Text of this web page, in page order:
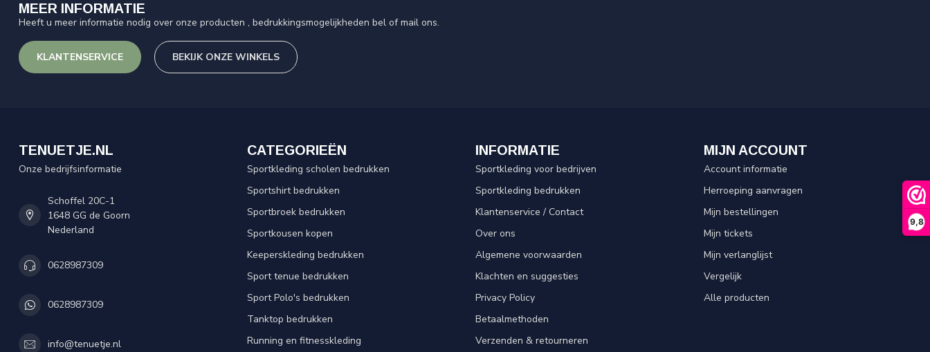
9,8
MEER INFORMATIE
Heeft u meer informatie nodig over onze producten , bedrukkingsmogelijkheden bel of mail ons.
KLANTENSERVICE BEKIJK ONZE WINKELS
TENUETJE.NL
Onze bedrijfsinformatie
Schoffel 20C-1
1648 GG de Goorn
Nederland
0628987309
0628987309
info@tenuetje.nl
CATEGORIEËN
Sportkleding scholen bedrukken
Sportshirt bedrukken
Sportbroek bedrukken
Sportkousen kopen
Keeperskleding bedrukken
Sport tenue bedrukken
Sport Polo's bedrukken
Tanktop bedrukken
Running en fitnesskleding
INFORMATIE
Sportkleding voor bedrijven
Sportkleding bedrukken
Klantenservice / Contact
Over ons
Algemene voorwaarden
Klachten en suggesties
Privacy Policy
Betaalmethoden
Verzenden & retourneren
MIJN ACCOUNT
Account informatie
Herroeping aanvragen
Mijn bestellingen
Mijn tickets
Mijn verlanglijst
Vergelijk
Alle producten